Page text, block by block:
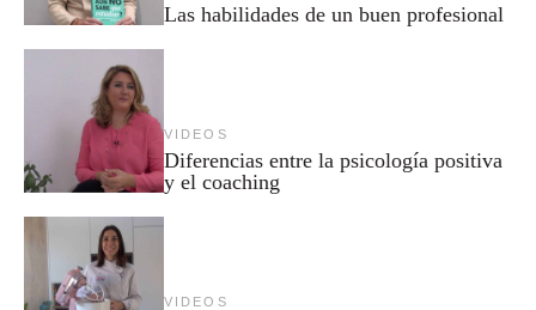
Las habilidades de un buen profesional
VIDEOS
Diferencias entre la psicología positiva
y el coaching
VIDEOS